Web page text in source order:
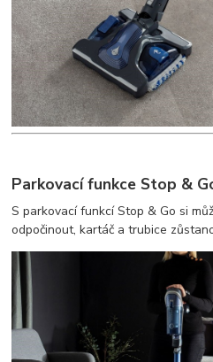
Parkovací funkce Stop &
S parkovací funkcí Stop & Go si
odpočinout, kartáč a trubice